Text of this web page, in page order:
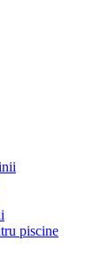
piscine